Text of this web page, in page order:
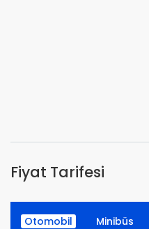
Fiyat Tarifesi
Otomobil Minibüs